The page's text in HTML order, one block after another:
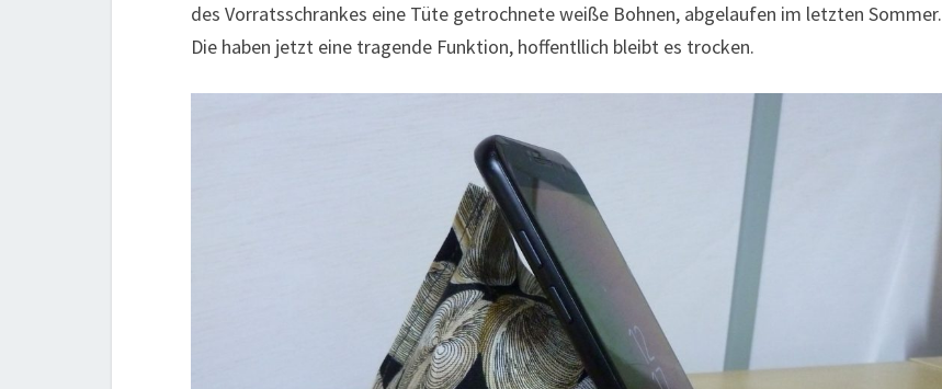
des Vorratsschrankes eine Tüte getrochnete weiße Bohnen, abgelaufen im letzten Sommer.
Die haben jetzt eine tragende Funktion, hoffentllich bleibt es trocken.